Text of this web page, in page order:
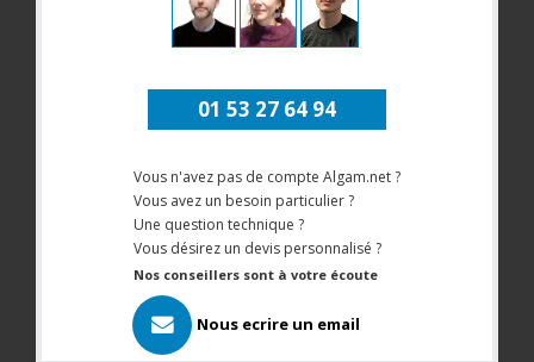
01 53 27 64 94
Vous n'avez pas de compte Algam.net ?
Vous avez un besoin particulier ?
Une question technique ?
Vous désirez un devis personnalisé ?
Nos conseillers sont à votre écoute
Nous ecrire un email